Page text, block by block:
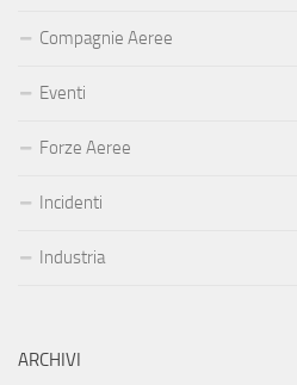
Compagnie Aeree
Eventi
Forze Aeree
Incidenti
Industria
ARCHIVI